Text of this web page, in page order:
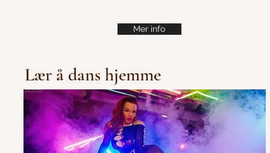
Mer info
Lær å dans hjemme